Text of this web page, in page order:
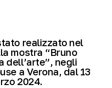
realizzato nel
mostra “Bruno
dell’arte”, negli
a Verona, dal 13
2024.